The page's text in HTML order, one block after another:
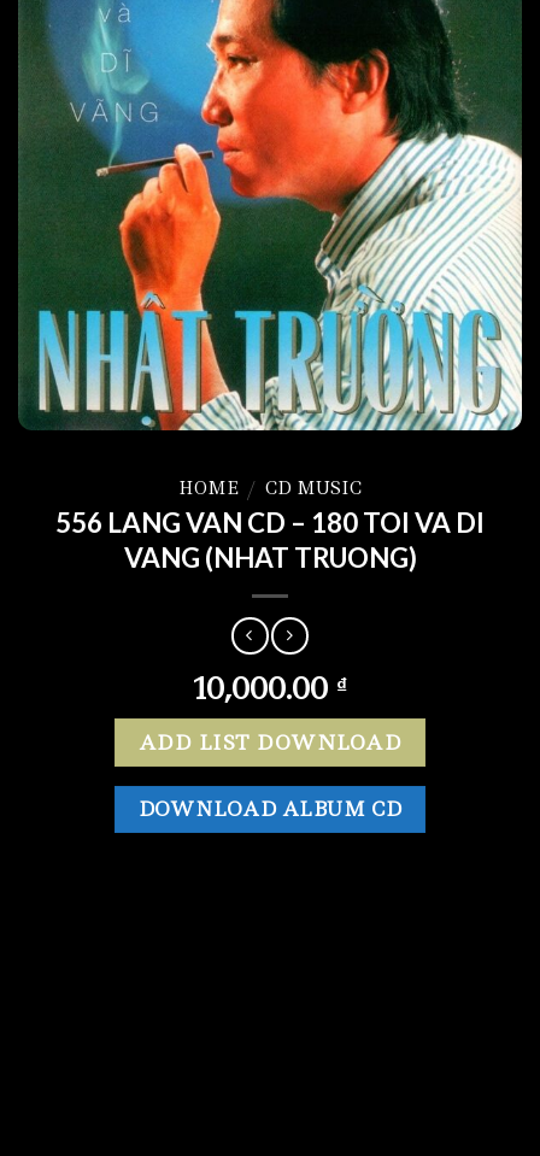
HOME / CD MUSIC
556 LANG VAN CD – 180 TOI VA DI
VANG (NHAT TRUONG)
10,000.00 ₫
ADD LIST DOWNLOAD
DOWNLOAD ALBUM CD